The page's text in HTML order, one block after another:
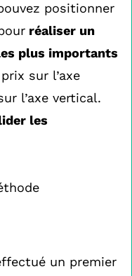
positionner
réaliser un
plus importants
sur l’axe
l’axe vertical.
les
un premier